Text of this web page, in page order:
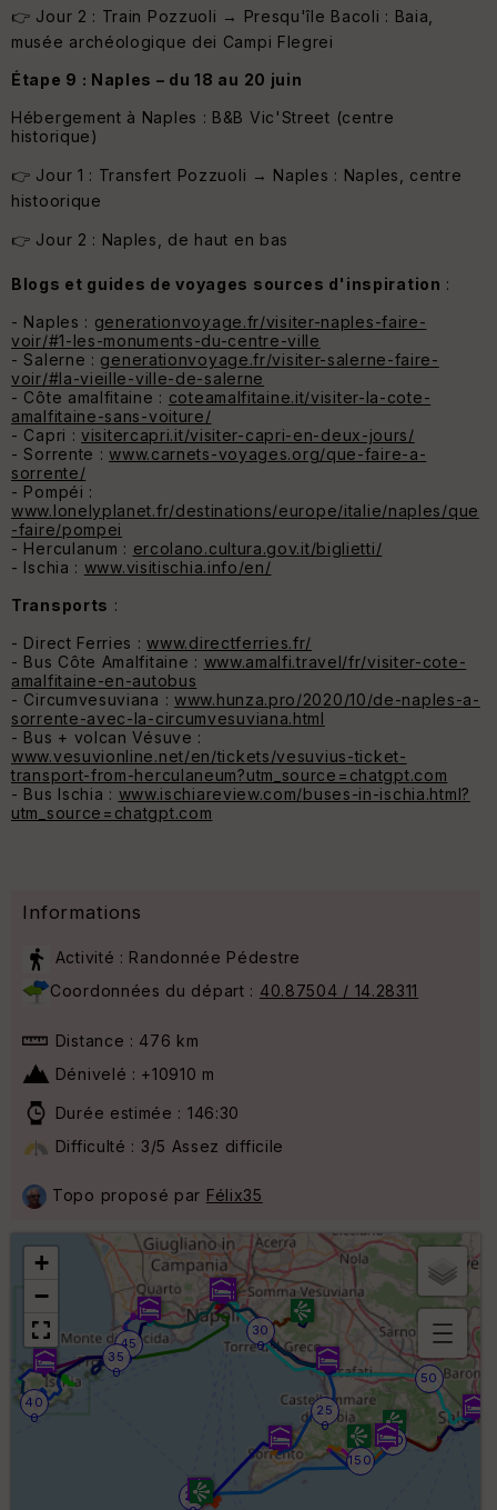
👉 Jour 2 : Train Pozzuoli → Presqu'île Bacoli : Baia,
musée archéologique dei Campi Flegrei
Étape 9 : Naples – du 18 au 20 juin
Hébergement à Naples : B&B Vic'Street (centre
historique)
👉 Jour 1 : Transfert Pozzuoli → Naples : Naples, centre
histoorique
👉 Jour 2 : Naples, de haut en bas
Blogs et guides de voyages sources d'inspiration :
- Naples : generationvoyage.fr/visiter-naples-faire-
voir/#1-les-monuments-du-centre-ville
- Salerne : generationvoyage.fr/visiter-salerne-faire-
voir/#la-vieille-ville-de-salerne
- Côte amalfitaine : coteamalfitaine.it/visiter-la-cote-
amalfitaine-sans-voiture/
- Capri :visitercapri.it/visiter-capri-en-deux-jours/
- Sorrente :www.carnets-voyages.org/que-faire-a-
sorrente/
- Pompéi :
www.lonelyplanet.fr/destinations/europe/italie/naples/que
-faire/pompei
- Herculanum : ercolano.cultura.gov.it/biglietti/
- Ischia : www.visitischia.info/en/
Transports :
- Direct Ferries :www.directferries.fr/
- Bus Côte Amalfitaine : www.amalfi.travel/fr/visiter-cote-
amalfitaine-en-autobus
- Circumvesuviana : www.hunza.pro/2020/10/de-naples-a-
sorrente-avec-la-circumvesuviana.html
- Bus + volcan Vésuve :
www.vesuvionline.net/en/tickets/vesuvius-ticket-
transport-from-herculaneum?utm_source=chatgpt.com
- Bus Ischia : www.ischiareview.com/buses-in-ischia.html?
utm_source=chatgpt.com
Informations
Activité : Randonnée Pédestre
Coordonnées du départ : 40.87504 / 14.28311
Distance : 476 km
Dénivelé : +10910 m
Durée estimée : 146:30
Difficulté : 3/5 Assez difficile
Topo proposé par Félix35
50
100
150
20
25
0
30
0
35
0
40
0
45
0
+
−
B
or
n
e
s
ki